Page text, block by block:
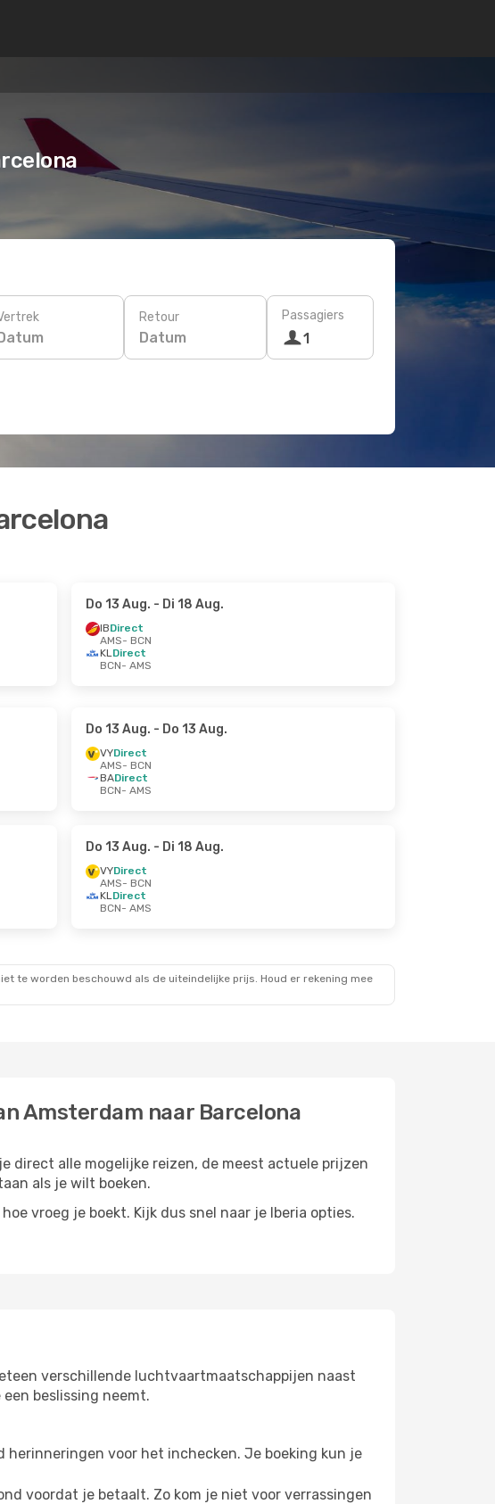
Retour
Datum
Passagiers
1
Do 13 Aug. - Di 18 Aug.
IBDirect
AMS- BCN
KLDirect
BCN- AMS
Do 13 Aug. - Do 13 Aug.
VYDirect
AMS- BCN
BADirect
BCN- AMS
Do 13 Aug. - Di 18 Aug.
VYDirect
AMS- BCN
KLDirect
BCN- AMS
te worden beschouwd als de uiteindelijke prijs. Houd er rekening mee
Amsterdam naar Barcelona
direct alle mogelijke reizen, de meest actuele prijzen
als je wilt boeken.
vroeg je boekt. Kijk dus snel naar je Iberia opties.
verschillende luchtvaartmaatschappijen naast
beslissing neemt.
voor het inchecken. Je boeking kun je
voordat je betaalt. Zo kom je niet voor verrassingen